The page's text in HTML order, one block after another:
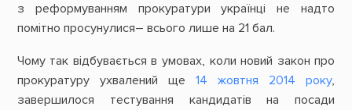
з реформуванням прокуратури українці не надто
помітно просунулися– всього лише на 21 бал.
Чому так відбувається в умовах, коли новий закон про
прокуратуру ухвалений ще 14 жовтня 2014 року,
завершилося тестування кандидатів на посади